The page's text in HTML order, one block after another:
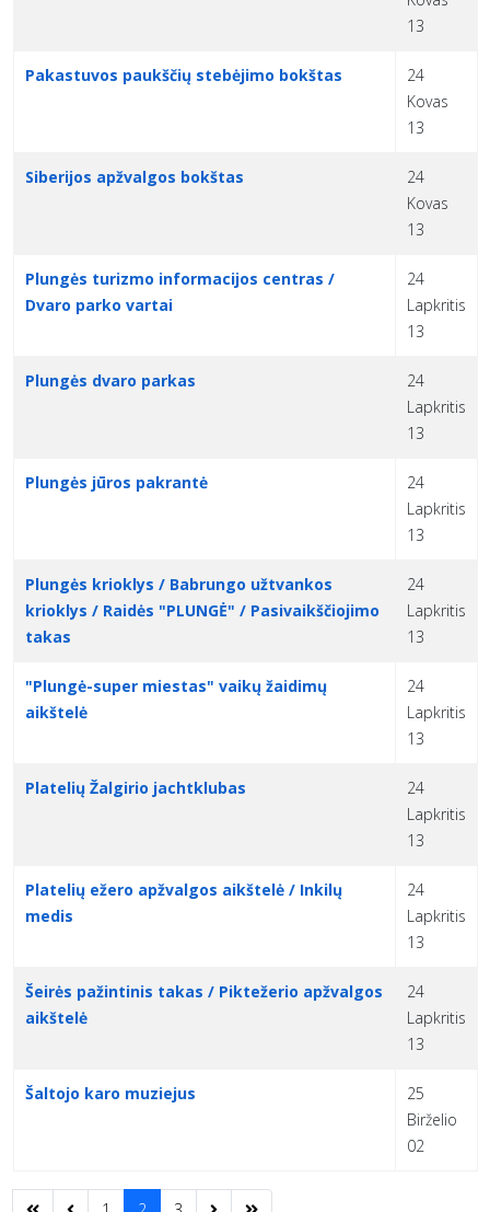
13
Pakastuvos paukščių stebėjimo bokštas
24
Kovas
13
Siberijos apžvalgos bokštas
24
Kovas
13
Plungės turizmo informacijos centras /
Dvaro parko vartai
24
Lapkritis
13
Plungės dvaro parkas
24
Lapkritis
13
Plungės jūros pakrantė
24
Lapkritis
13
Plungės krioklys / Babrungo užtvankos
krioklys / Raidės "PLUNGĖ" / Pasivaikščiojimo
takas
24
Lapkritis
13
"Plungė-super miestas" vaikų žaidimų
aikštelė
24
Lapkritis
13
Platelių Žalgirio jachtklubas
24
Lapkritis
13
Platelių ežero apžvalgos aikštelė / Inkilų
medis
24
Lapkritis
13
Šeirės pažintinis takas / Piktežerio apžvalgos
aikštelė
24
Lapkritis
13
Šaltojo karo muziejus
25
Birželio
02